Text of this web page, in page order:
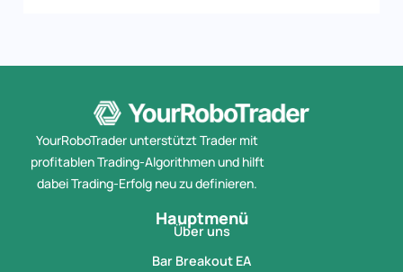
YourRoboTrader unterstützt Trader mit
profitablen Trading-Algorithmen und hilft
dabei Trading-Erfolg neu zu definieren.
Hauptmenü
Über uns
Bar Breakout EA